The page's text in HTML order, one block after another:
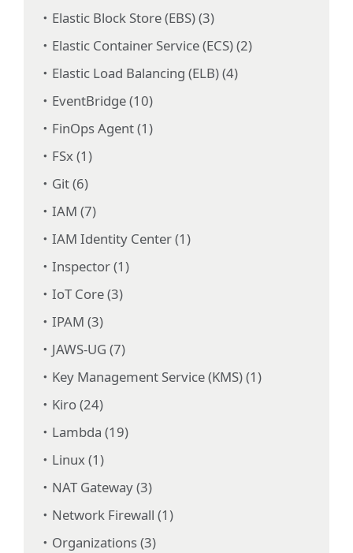
Elastic Block Store (EBS) (3)
Elastic Container Service (ECS) (2)
Elastic Load Balancing (ELB) (4)
EventBridge (10)
FinOps Agent (1)
FSx (1)
Git (6)
IAM (7)
IAM Identity Center (1)
Inspector (1)
IoT Core (3)
IPAM (3)
JAWS-UG (7)
Key Management Service (KMS) (1)
Kiro (24)
Lambda (19)
Linux (1)
NAT Gateway (3)
Network Firewall (1)
Organizations (3)